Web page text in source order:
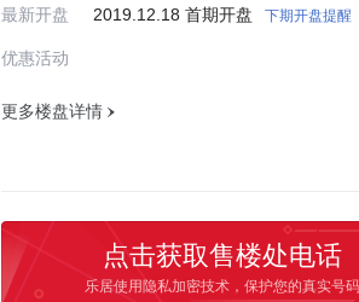
最新开盘 2019.12.18 首期开盘 下期开盘提醒
优惠活动
更多楼盘详情
点击获取售楼处电话
乐居使用隐私加密技术，保护您的真实号码